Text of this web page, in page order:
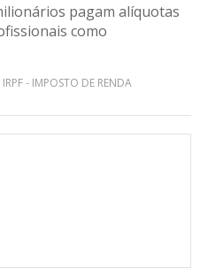
pagam alíquotas
como
- IMPOSTO DE RENDA